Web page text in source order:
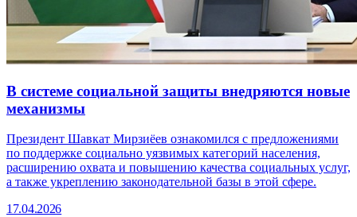
В системе социальной защиты внедряются новые
механизмы
Президент Шавкат Мирзиёев ознакомился с предложениями
по поддержке социально уязвимых категорий населения,
расширению охвата и повышению качества социальных услуг,
а также укреплению законодательной базы в этой сфере.
17.04.2026